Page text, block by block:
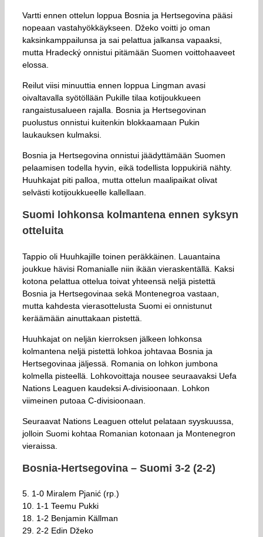
Vartti ennen ottelun loppua Bosnia ja Hertsegovina pääsi
nopeaan vastahyökkäykseen. Džeko voitti jo oman
kaksinkamppailunsa ja sai pelattua jalkansa vapaaksi,
mutta Hradecký onnistui pitämään Suomen voittohaaveet
elossa.
Reilut viisi minuuttia ennen loppua Lingman avasi
oivaltavalla syötöllään Pukille tilaa kotijoukkueen
rangaistusalueen rajalla. Bosnia ja Hertsegovinan
puolustus onnistui kuitenkin blokkaamaan Pukin
laukauksen kulmaksi.
Bosnia ja Hertsegovina onnistui jäädyttämään Suomen
pelaamisen todella hyvin, eikä todellista loppukiriä nähty.
Huuhkajat piti palloa, mutta ottelun maalipaikat olivat
selvästi kotijoukkueelle kallellaan.
Suomi lohkonsa kolmantena ennen syksyn
otteluita
Tappio oli Huuhkajille toinen peräkkäinen. Lauantaina
joukkue hävisi Romanialle niin ikään vieraskentällä. Kaksi
kotona pelattua ottelua toivat yhteensä neljä pistettä
Bosnia ja Hertsegovinaa sekä Montenegroa vastaan,
mutta kahdesta vierasottelusta Suomi ei onnistunut
keräämään ainuttakaan pistettä.
Huuhkajat on neljän kierroksen jälkeen lohkonsa
kolmantena neljä pistettä lohkoa johtavaa Bosnia ja
Hertsegovinaa jäljessä. Romania on lohkon jumbona
kolmella pisteellä. Lohkovoittaja nousee seuraavaksi Uefa
Nations Leaguen kaudeksi A-divisioonaan. Lohkon
viimeinen putoaa C-divisioonaan.
Seuraavat Nations Leaguen ottelut pelataan syyskuussa,
jolloin Suomi kohtaa Romanian kotonaan ja Montenegron
vieraissa.
Bosnia-Hertsegovina – Suomi 3-2 (2-2)
5. 1-0 Miralem Pjanić (rp.)
10. 1-1 Teemu Pukki
18. 1-2 Benjamin Källman
29. 2-2 Edin Džeko